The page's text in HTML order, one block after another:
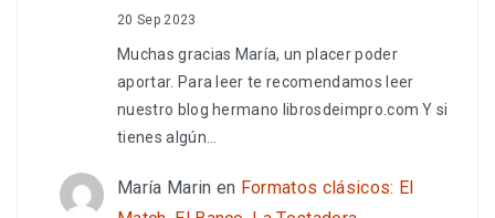
20 Sep 2023
Muchas gracias María, un placer poder
aportar. Para leer te recomendamos leer
nuestro blog hermano librosdeimpro.com Y si
tienes algún…
María Marin en Formatos clásicos: El